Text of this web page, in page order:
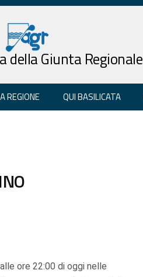
della Giunta Regionale
REGIONE QUI BASILICATA
ore 22:00 di oggi nelle